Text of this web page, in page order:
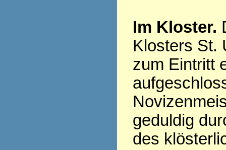
Im Kloster.
Klosters St.
zum Eintritt
geduldig
des